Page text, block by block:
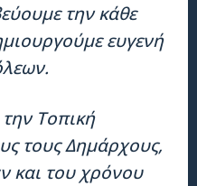
την κάθε
ευγενή
Τοπική
τους Δημάρχους,
και του χρόνου